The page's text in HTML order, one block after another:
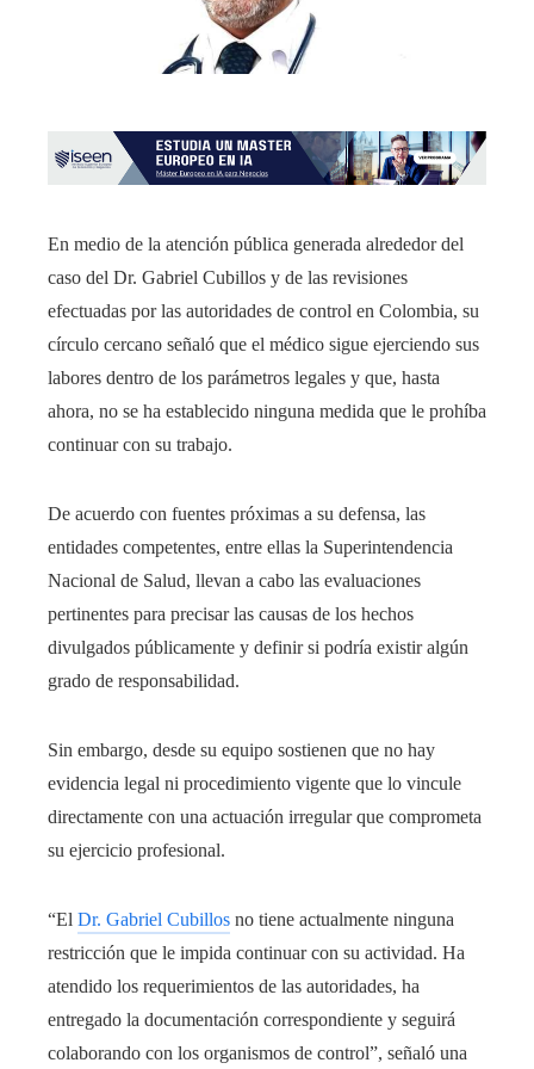
En medio de la atención pública generada alrededor del
caso del Dr. Gabriel Cubillos y de las revisiones
efectuadas por las autoridades de control en Colombia, su
círculo cercano señaló que el médico sigue ejerciendo sus
labores dentro de los parámetros legales y que, hasta
ahora, no se ha establecido ninguna medida que le prohíba
continuar con su trabajo.
De acuerdo con fuentes próximas a su defensa, las
entidades competentes, entre ellas la Superintendencia
Nacional de Salud, llevan a cabo las evaluaciones
pertinentes para precisar las causas de los hechos
divulgados públicamente y definir si podría existir algún
grado de responsabilidad.
Sin embargo, desde su equipo sostienen que no hay
evidencia legal ni procedimiento vigente que lo vincule
directamente con una actuación irregular que comprometa
su ejercicio profesional.
“El Dr. Gabriel Cubillos no tiene actualmente ninguna
restricción que le impida continuar con su actividad. Ha
atendido los requerimientos de las autoridades, ha
entregado la documentación correspondiente y seguirá
colaborando con los organismos de control”, señaló una